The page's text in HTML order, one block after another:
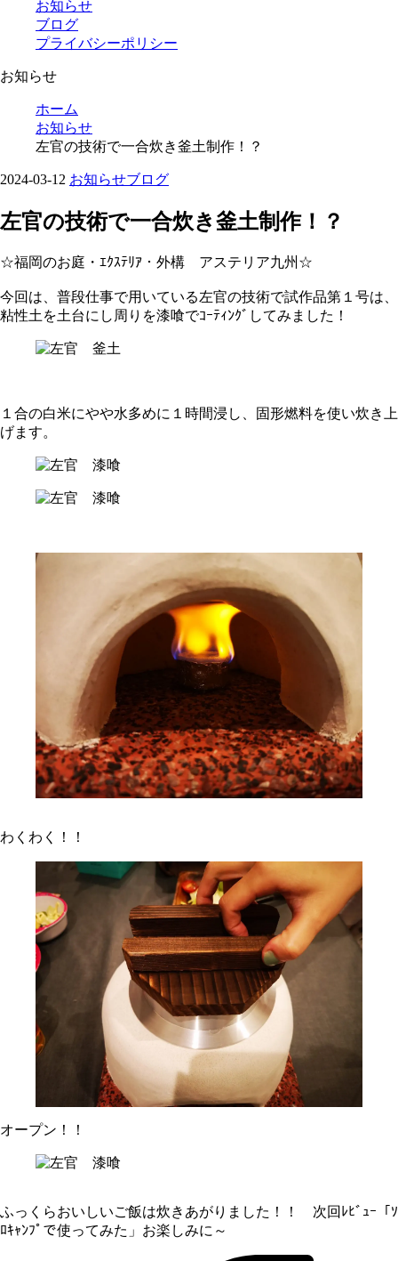
お知らせ
ブログ
プライバシーポリシー
お知らせ
ホーム
お知らせ
左官の技術で一合炊き釜土制作！？
2024-03-12 お知らせブログ
左官の技術で一合炊き釜土制作！？
☆福岡のお庭・ｴｸｽﾃﾘｱ・外構 アステリア九州☆
今回は、普段仕事で用いている左官の技術で試作品第１号は、
粘性土を土台にし周りを漆喰でｺｰﾃｨﾝｸﾞしてみました！
１合の白米にやや水多めに１時間浸し、固形燃料を使い炊き上
げます。
わくわく！！
オープン！！
ふっくらおいしいご飯は炊きあがりました！！ 次回ﾚﾋﾞｭｰ「ｿ
ﾛｷｬﾝﾌﾟで使ってみた」お楽しみに～